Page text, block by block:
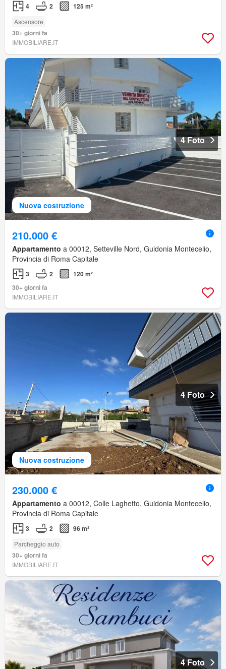
4 2 125 m²
Ascensore
30+ giorni fa
IMMOBILIARE.IT
Nuova costruzione
4 Foto
210.000 €
Appartamento a 00012, Setteville Nord, Guidonia Montecelio,
Provincia di Roma Capitale
3 2
120 m²
30+ giorni fa
IMMOBILIARE.IT
Nuova costruzione
4 Foto
230.000 €
Appartamento a 00012, Colle Laghetto, Guidonia Montecelio,
Provincia di Roma Capitale
3 2 96 m²
Parcheggio auto
30+ giorni fa
IMMOBILIARE.IT
4 Foto